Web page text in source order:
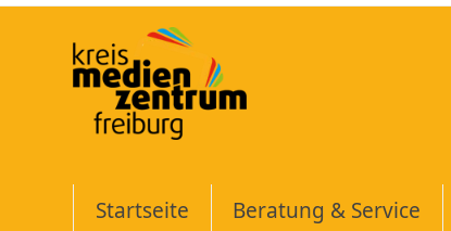
Skip
Startseite Beratung & Service